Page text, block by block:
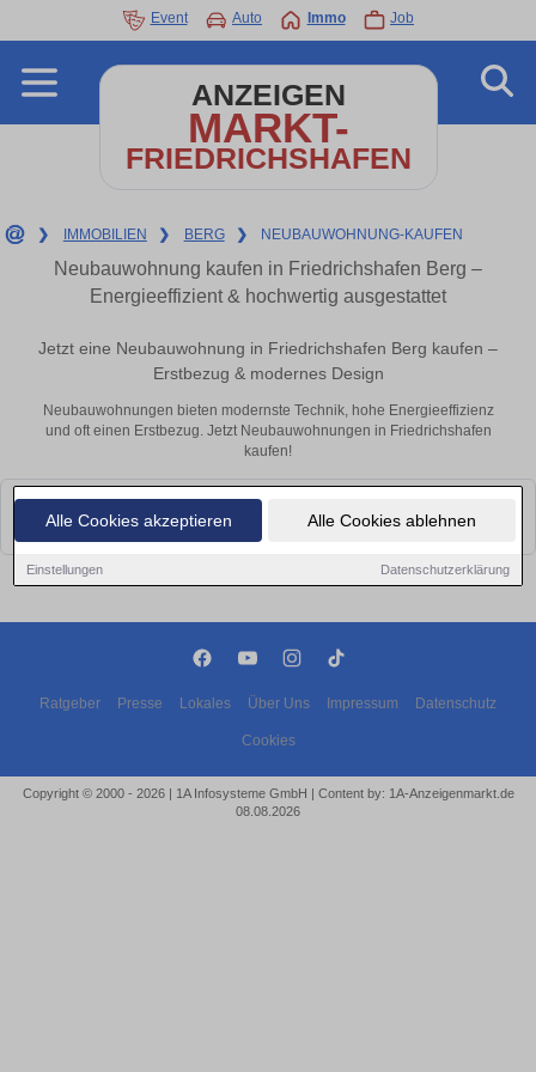
Alle Cookies akzeptieren Alle Cookies ablehnen
Einstellungen Datenschutzerklärung
Event Auto Immo Job
ANZEIGEN
MARKT-
FRIEDRICHSHAFEN
❯ IMMOBILIEN ❯ BERG ❯ NEUBAUWOHNUNG-KAUFEN
Neubauwohnung kaufen in Friedrichshafen Berg –
Energieeffizient & hochwertig ausgestattet
Jetzt eine Neubauwohnung in Friedrichshafen Berg kaufen –
Erstbezug & modernes Design
Neubauwohnungen bieten modernste Technik, hohe Energieeffizienz
und oft einen Erstbezug. Jetzt Neubauwohnungen in Friedrichshafen
kaufen!
Leider konnten wir derzeit keine passenden Objekte finden. Schauen Sie
bald wieder vorbei!
Ratgeber Presse Lokales Über Uns Impressum Datenschutz
Cookies
Copyright © 2000 - 2026 | 1A Infosysteme GmbH | Content by: 1A-Anzeigenmarkt.de
08.08.2026